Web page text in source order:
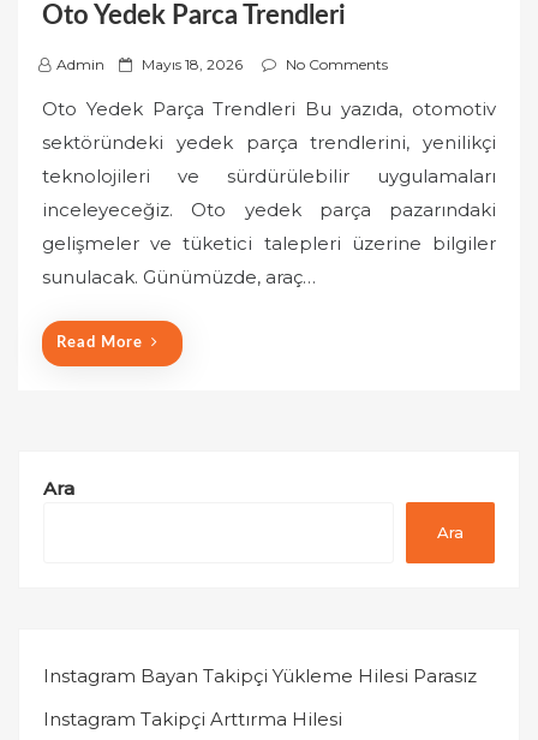
Oto Yedek Parca Trendleri
Admin
P
s
t
e
d
Mayıs 18, 2026 No Comments
Oto Yedek Parça Trendleri Bu yazıda, otomotiv
sektöründeki yedek parça trendlerini, yenilikçi
teknolojileri ve sürdürülebilir uygulamaları
inceleyeceğiz. Oto yedek parça pazarındaki
gelişmeler ve tüketici talepleri üzerine bilgiler
sunulacak. Günümüzde, araç…
Read More
Ara
Ara
Instagram Bayan Takipçi Yükleme Hilesi Parasız
Instagram Takipçi Arttırma Hilesi